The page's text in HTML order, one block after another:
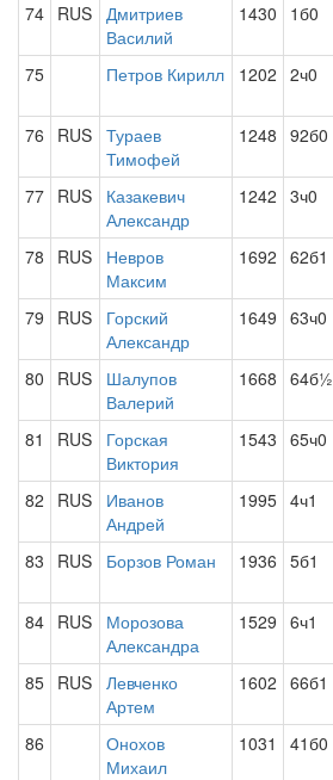
74 RUS Дмитриев
Василий
1430 1б0
75 Петров Кирилл 1202 2ч0
76 RUS Тураев
Тимофей
1248 92б0
77 RUS
Казакевич
Александр
1242 3ч0
78 RUS
Невров
Максим
1692 62б1
79 RUS
Горский
Александр
1649 63ч0
80 RUS
Шалупов
Валерий
1668 64б½
81 RUS
Горская
Виктория
1543 65ч0
82 RUS
Иванов
Андрей
1995 4ч1
83 RUS Борзов Роман 1936 5б1
84 RUS
Морозова
Александра
1529 6ч1
85 RUS Левченко
Артем
1602 66б1
86
Онохов
Михаил
1031 41б0